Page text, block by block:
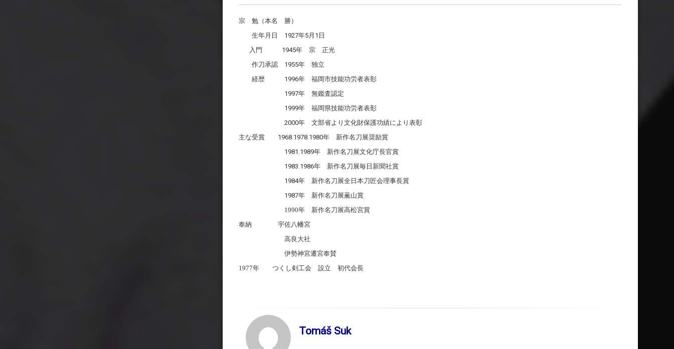
宗 勉（本名 勝）
生年月日 1927年5 月 1 日
入門 1945年 宗 正光
作刀承認 1955年 独立
経歴 1996年 福岡市技能功労者表彰
1997年 無鑑査認定
1999年 福岡県技能功労者表彰
2000年 文部省より文化財保護功績により表彰
主な受賞 1968.1978.1980年 新作名刀展奨励賞
1981.1989年 新作名刀展文化庁長官賞
1983.1986年 新作名刀展毎日新聞社賞
1984年 新作名刀展全日本刀匠会理事長賞
1987年 新作名刀展薫山賞
1990年 新作名刀展高松宮賞
奉納 宇佐八幡宮
高良大社
伊勢神宮遷宮奉賛
1977年 つくし剣工会 設立 初代会長
Tomáš Suk